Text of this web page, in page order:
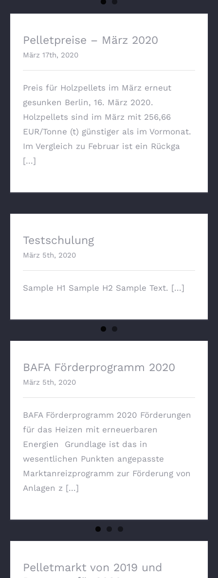
Pelletpreise – März 2020
März 17th, 2020
Preis für Holzpellets im März erneut
gesunken Berlin, 16. März 2020.
Holzpellets sind im März mit 256,66
EUR/Tonne (t) günstiger als im Vormonat.
Im Vergleich zu Februar ist ein Rückga
[...]
Testschulung
März 5th, 2020
Sample H1 Sample H2 Sample Text. [...]
BAFA Förderprogramm 2020
März 5th, 2020
BAFA Förderprogramm 2020 Förderungen
für das Heizen mit erneuerbaren
Energien Grundlage ist das in
wesentlichen Punkten angepasste
Marktanreizprogramm zur Förderung von
Anlagen z [...]
Pelletmarkt von 2019 und